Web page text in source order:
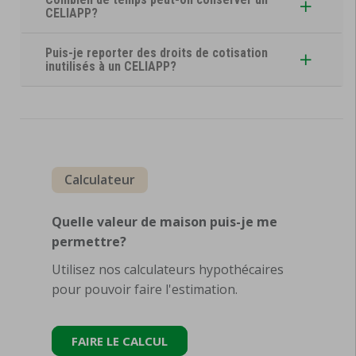
CELIAPP?
Puis-je reporter des droits de cotisation
inutilisés à un CELIAPP?
Calculateur
Quelle valeur de maison puis-je me
permettre?
Utilisez nos calculateurs hypothécaires
pour pouvoir faire l'estimation.
FAIRE LE CALCUL